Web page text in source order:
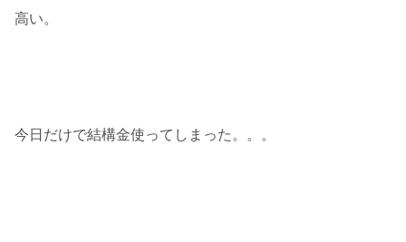
高い。
今日だけで結構金使ってしまった。。。